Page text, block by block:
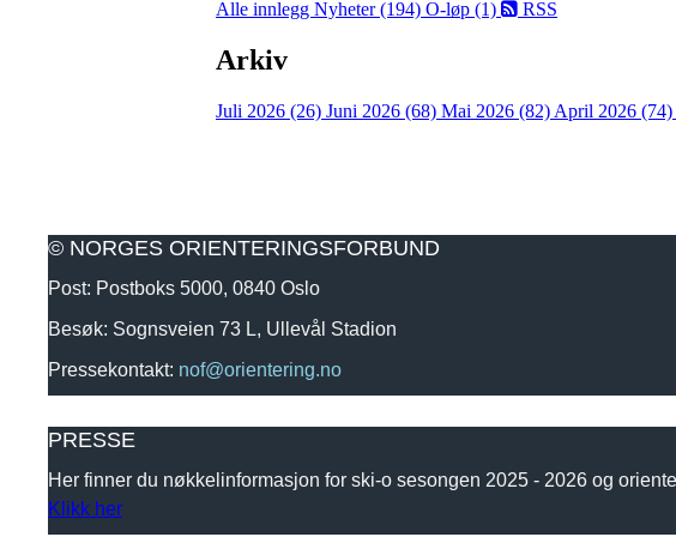
Alle innlegg Nyheter (194) O-løp (1) RSS
Arkiv
Juli 2026 (26) Juni 2026 (68) Mai 2026 (82) April 2026 (74)
© NORGES ORIENTERINGSFORBUND
Post: Postboks 5000, 0840 Oslo
Besøk: Sognsveien 73 L, Ullevål Stadion
Pressekontakt: nof@orientering.no
PRESSE
Her finner du nøkkelinformasjon for ski-o sesongen 2025 - 2026 og
Klikk her